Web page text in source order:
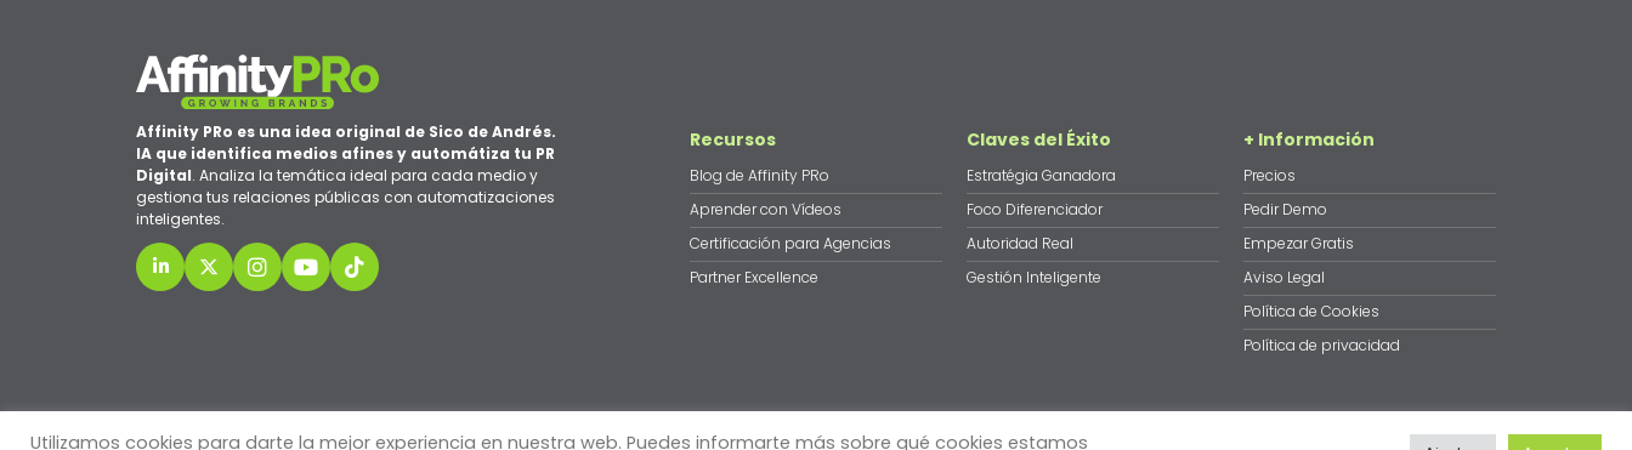
Affinity PRo es una idea original de Sico de Andrés.
IA que identifica medios afines y automátiza tu PR
Digital. Analiza la temática ideal para cada medio y
gestiona tus relaciones públicas con automatizaciones
inteligentes.
Recursos
Blog de Affinity PRo
Aprender con Vídeos
Certificación para Agencias
Partner Excellence
Claves del Éxito
Estratégia Ganadora
Foco Diferenciador
Autoridad Real
Gestión Inteligente
+ Información
Precios
Pedir Demo
Empezar Gratis
Aviso Legal
Política de Cookies
Polí­tica de privacidad
Utilizamos cookies para darte la mejor experiencia en nuestra web. Puedes informarte más sobre qué cookies estamos